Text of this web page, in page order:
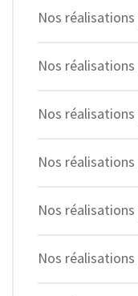
Nos
Nos
Nos
Nos
Nos
Nos